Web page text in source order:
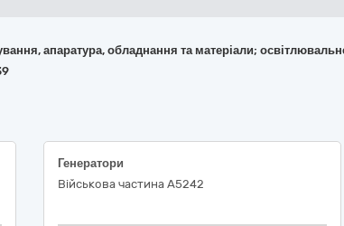
апаратура, обладнання та матеріали;
Генератори
Військова частина А5242